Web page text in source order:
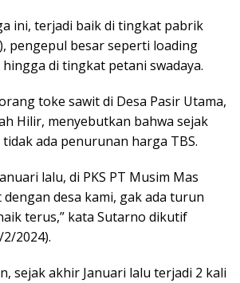
ini, terjadi baik di tingkat pabrik
pengepul besar seperti loading
di tingkat petani swadaya.
toke sawit di Desa Pasir Utama,
Hilir, menyebutkan bahwa sejak
ada penurunan harga TBS.
lalu, di PKS PT Musim Mas
desa kami, gak ada turun
terus,” kata Sutarno dikutif
2024).
sejak akhir Januari lalu terjadi 2 kali